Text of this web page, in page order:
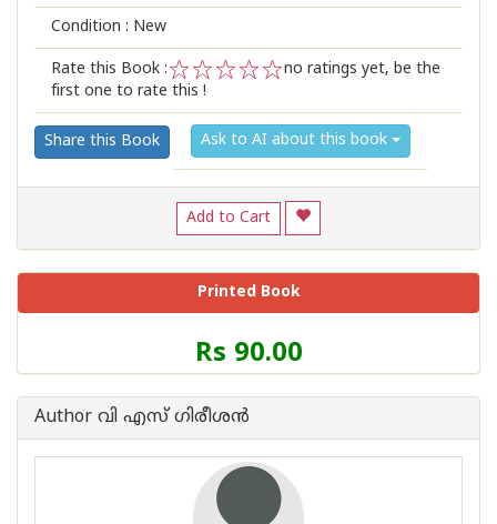
Condition : New
Rate this Book :
2
1
no ratings yet, be the
first one to rate this !
Share this Book Ask to AI about this book
Add to Cart
Printed Book
Price
of
Book
Rs 90.00
Author വി എസ് ഗിരീശൻ